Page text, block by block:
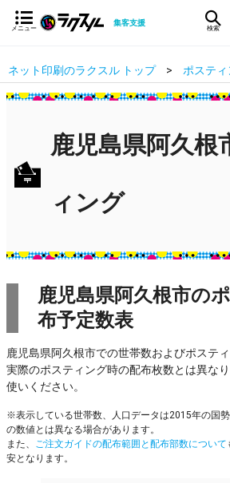
メニュー
集客支援
検索
ネット印刷のラクスル トップ ポステ
鹿児島県阿久根
ィング
鹿児島県阿久根市の
布予定数表
鹿児島県阿久根市での世帯数およびポステ
実際のポスティング時の配布枚数とは異な
使いください。
※表示している世帯数、人口データは2015年の国
の数値とは異なる場合があります。
また、 ご注文ガイドの配布範囲と配布部数について
安となります。